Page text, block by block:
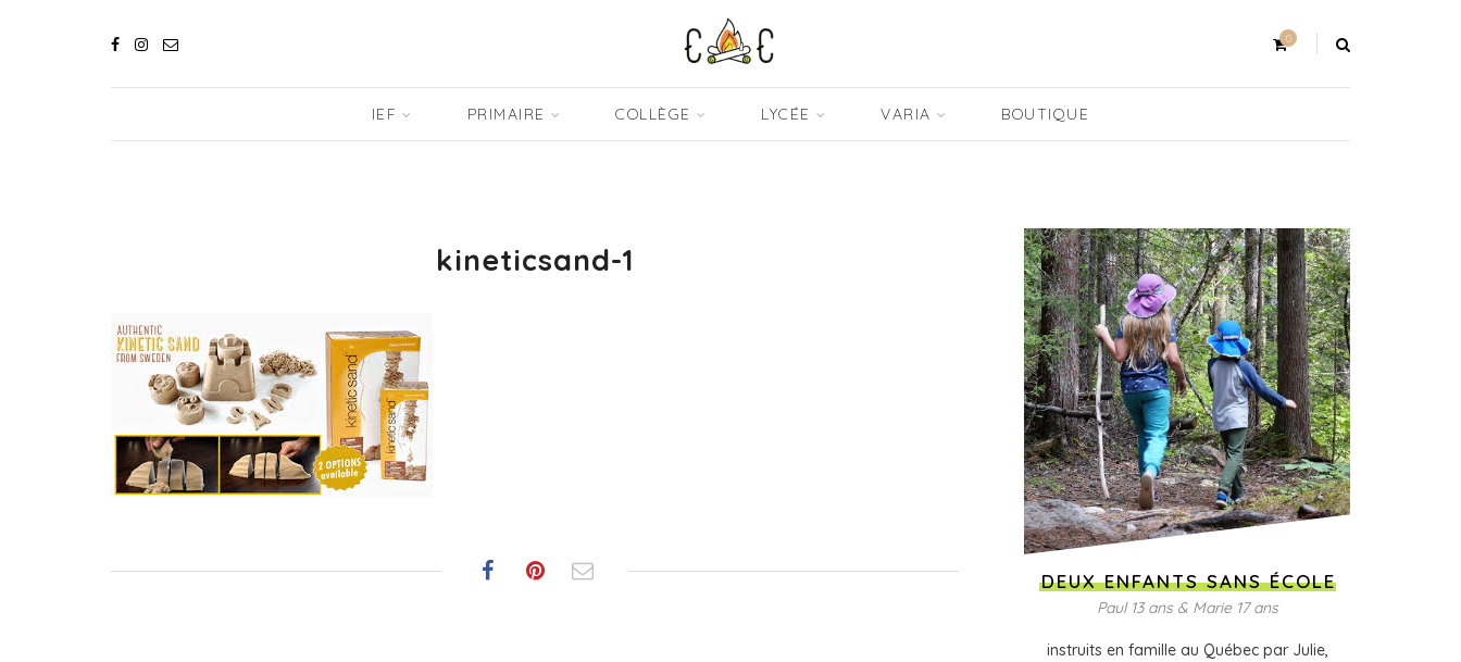
0
IEF PRIMAIRE COLLÈGE LYCÉE VARIA BOUTIQUE
kineticsand-1
DEUX ENFANTS SANS ÉCOLE
Paul 13 ans & Marie 17 ans
instruits en famille au Québec par Julie,